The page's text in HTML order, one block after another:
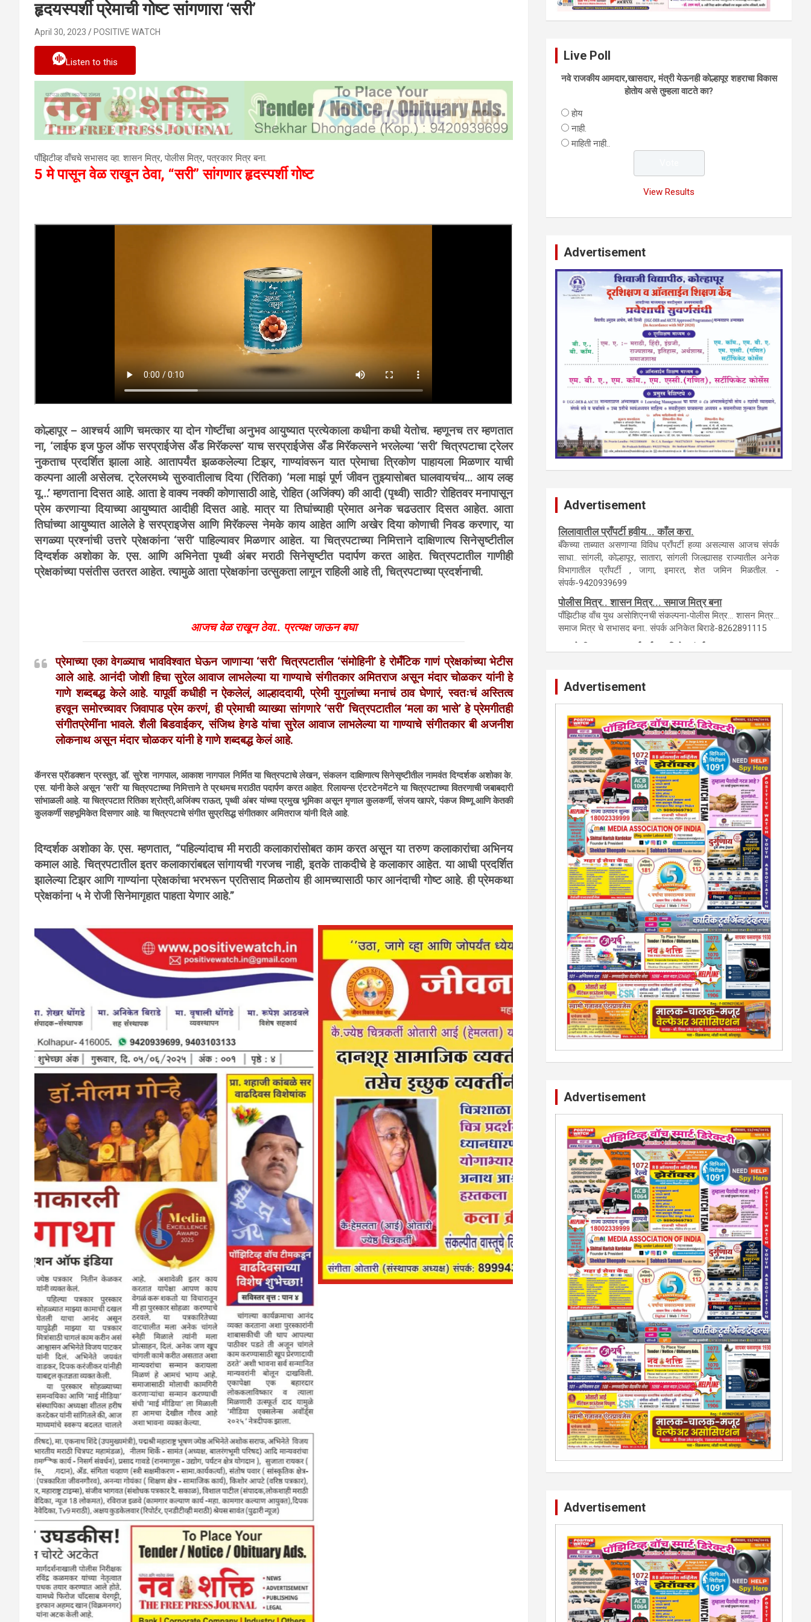
हृदयस्पर्शी प्रेमाची गोष्ट सांगणारा ‘सरी’
April 30, 2023 POSITIVE WATCH
Listen to this
पाँझिटीव्ह वाँचचे सभासद व्हा. शासन मित्र, पाेलीस मित्र, पत्रकार मित्र बना.
5 मे पासून वेळ राखून ठेवा, “सरी” सांगणार हृदस्पर्शी गोष्ट
कोल्हापूर – आश्चर्य आणि चमत्कार या दोन गोष्टींचा अनुभव आयुष्यात प्रत्येकाला कधीना कधी येतोच. म्हणूनच तर म्हणतात
ना, ‘लाईफ इज फुल ऑफ सरप्राईजेस अँड मिरॅकल्स’ याच सरप्राईजेस अँड मिरॅकल्सने भरलेल्या ‘सरी’ चित्रपटाचा ट्रेलर
नुकताच प्रदर्शित झाला आहे. आतापर्यंत झळकलेल्या टिझर, गाण्यांवरून यात प्रेमाचा त्रिकोण पाहायला मिळणार याची
कल्पना आली असेलच. ट्रेलरमध्ये सुरुवातीलाच दिया (रितिका) ‘मला माझं पूर्ण जीवन तुझ्यासोबत घालवायचंय… आय लव्ह
यू…’ म्हणताना दिसत आहे. आता हे वाक्य नक्की कोणासाठी आहे, रोहित (अजिंक्य) की आदी (पृथ्वी) साठी? रोहितवर मनापासून
प्रेम करणाऱ्या दियाच्या आयुष्यात आदीही दिसत आहे. मात्र या तिघांच्याही प्रेमात अनेक चढउतार दिसत आहेत. आता
तिघांच्या आयुष्यात आलेले हे सरप्राइजेस आणि मिरॅकल्स नेमके काय आहेत आणि अखेर दिया कोणाची निवड करणार, या
सगळ्या प्रश्नांची उत्तरे प्रेक्षकांना ‘सरी’ पाहिल्यावर मिळणार आहेत. या चित्रपटाच्या निमित्ताने दाक्षिणात्य सिनेसृष्टीतील
दिग्दर्शक अशोका के. एस. आणि अभिनेता पृथ्वी अंबर मराठी सिनेसृष्टीत पदार्पण करत आहेत. चित्रपटातील गाणीही
प्रेक्षकांच्या पसंतीस उतरत आहेत. त्यामुळे आता प्रेक्षकांना उत्सुकता लागून राहिली आहे ती, चित्रपटाच्या प्रदर्शनाची.
आजच वेळ राखून ठेवा.. प्रत्यक्ष जाऊन बघा
प्रेमाच्या एका वेगळ्याच भावविश्वात घेऊन जाणाऱ्या ‘सरी’ चित्रपटातील ‘संमोहिनी’ हे रोमँटिक गाणं प्रेक्षकांच्या भेटीस
आले आहे. आनंदी जोशी हिचा सुरेल आवाज लाभलेल्या या गाण्याचे संगीतकार अमितराज असून मंदार चोळकर यांनी हे
गाणे शब्दबद्ध केले आहे. यापूर्वी कधीही न ऐकलेलं, आल्हाददायी, प्रेमी युगुलांच्या मनाचं ठाव घेणारं, स्वतःचं अस्तित्व
हरवून समोरच्यावर जिवापाड प्रेम करणं, ही प्रेमाची व्याख्या सांगणारे ‘सरी’ चित्रपटातील ‘मला का भासे’ हे प्रेमगीतही
संगीतप्रेमींना भावले. शैली बिडवाईकर, संजिथ हेगडे यांचा सुरेल आवाज लाभलेल्या या गाण्याचे संगीतकार बी अजनीश
लोकनाथ असून मंदार चोळकर यांनी हे गाणे शब्दबद्ध केलं आहे.
कॅनरस प्रॅाडक्शन प्रस्तुत, डॉ. सुरेश नागपाल, आकाश नागपाल निर्मित या चित्रपटाचे लेखन, संकलन दाक्षिणात्य सिनेसृष्टीतील नामवंत दिग्दर्शक अशोका के.
एस. यांनी केले असून ‘सरी’ या चित्रपटाच्या निमित्ताने ते प्रथमच मराठीत पदार्पण करत आहेत. रिलायन्स एंटरटेनमेंटने या चित्रपटाच्या वितरणाची जबाबदारी
सांभाळली आहे. या चित्रपटात रितिका श्रोत्री,अजिंक्य राऊत, पृथ्वी अंबर यांच्या प्रमुख भूमिका असून मृणाल कुलकर्णी, संजय खापरे, पंकज विष्णू आणि केतकी
कुलकर्णी सहभूमिकेत दिसणार आहे. या चित्रपटाचे संगीत सुप्रसिद्ध संगीतकार अमितराज यांनी दिले आहे.
दिग्दर्शक अशोका के. एस. म्हणतात, “पहिल्यांदाच मी मराठी कलाकारांसोबत काम करत असून या तरुण कलाकारांचा अभिनय
कमाल आहे. चित्रपटातील इतर कलाकारांबद्दल सांगायची गरजच नाही, इतके ताकदीचे हे कलाकार आहेत. या आधी प्रदर्शित
झालेल्या टिझर आणि गाण्यांना प्रेक्षकांचा भरभरून प्रतिसाद मिळतोय ही आमच्यासाठी फार आनंदाची गोष्ट आहे. ही प्रेमकथा
प्रेक्षकांना ५ मे रोजी सिनेमागृहात पाहता येणार आहे.’’
Live Poll
नवे राजकीय आमदार,खासदार, मंत्री येऊनही काेल्हापूर शहराचा विकास
हाेताेय असे तुम्हला वाटते का?
हाेय
नाही.
माहिती नाही..
View Results
Advertisement
Advertisement
नवशक्ती- फ्री प्रेस जर्नल, मराठी इंग्लीश पेपरला जाहिरात द्या.
टेंडर, नाेटीस, आँक्शन, लिगलच्या सर्व बँका, पतसंस्था यांच्या जाहिरातींना
आम्ही याेग्य दरात प्रसिद्धी देऊ.
लिलावातील प्राँपर्टी हवीय... काँल करा.
साधा.. सांगली, काेल्हापूर, सातारा, सांगली जिल्ह्यासह राज्यातील अनेक
विभागातील प्राँपर्टी , जागा, इमारत, शेत जमिन मिळतील. -
संपर्क-9420939699
कायदेशीर सल्ला या मार्गदर्शन पाहिजे. संपर्क साधा-
परिस्थितीनुसार तुम्ही जर आर्थिक, शैक्षणिक, सामाजिक समस्या, गुन्हेगारी,
शारीरीक त्रास, फसवणूक सारख्या प्रकरणात अडकला असाल, काेर्टाची
पायरी चढला असाल तर चिंता नकाे.. आम्ही मदत करू. मार्गदर्शन करू,
कायदेशीर सल्ला देऊ. - आजच संपर्क साधा- भारत
साेनुले-8888207374 या AD सतिश कुंभार -9860944728
मराठी.. इंग्रजी पेपरला जाहिरात द्यायची संपर्क साधा..
मराठी इंग्रजी दैनिकासाठी जिल्हा, राज्य आवृत्तीसाठी जाहिराती स्विकारल्या
जातील. नवशक्ती, फ्री प्रेस जर्नल साठी तुम्हीही तुमच्या नाेटीस द्या. बँक,
13/213/4 सेल्स , डिमांड नाेटीस इतरांच्यापेक्षा वाजवी दरात आम्ही
आपली जाहिरात पब्लिश करू. माेबा. 9420939699
Advertisement
Advertisement
Advertisement